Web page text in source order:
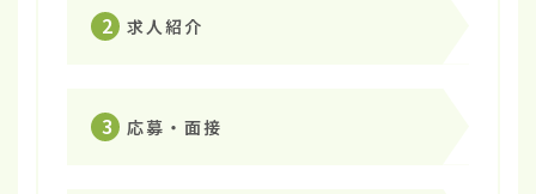
2 求人紹介
3 応募・面接